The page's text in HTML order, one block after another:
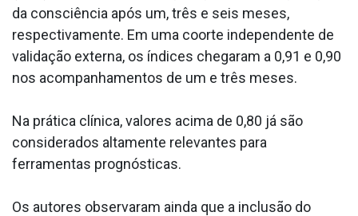
da consciência após um, três e seis meses,
respectivamente. Em uma coorte independente de
validação externa, os índices chegaram a 0,91 e 0,90
nos acompanhamentos de um e três meses.
Na prática clínica, valores acima de 0,80 já são
considerados altamente relevantes para
ferramentas prognósticas.
Os autores observaram ainda que a inclusão do